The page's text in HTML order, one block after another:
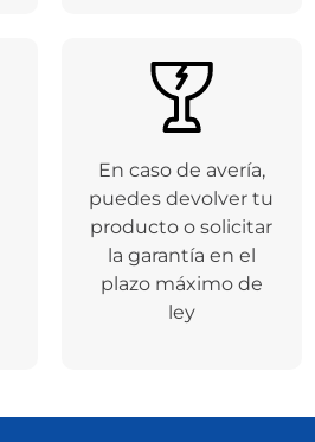
En caso de avería,
puedes devolver tu
producto o solicitar
la garantía en el
plazo máximo de
ley